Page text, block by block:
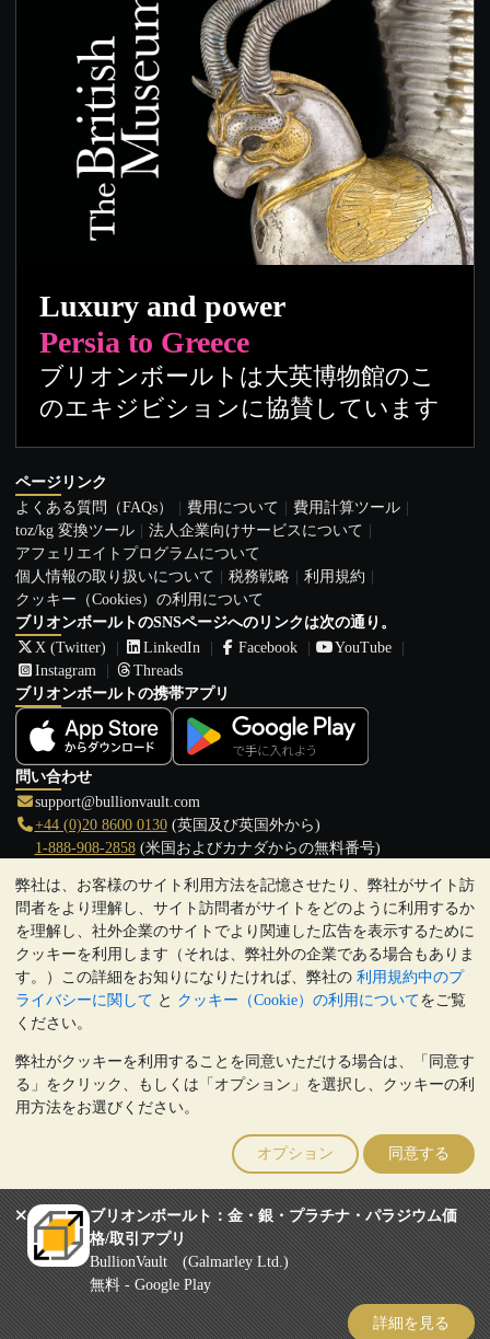
弊社は、お客様のサイト利用方法を記憶させたり、弊社がサイト訪
問者をより理解し、サイト訪問者がサイトをどのように利用するか
を理解し、社外企業のサイトでより関連した広告を表示するために
クッキーを利用します（それは、弊社外の企業である場合もありま
す。）この詳細をお知りになりたければ、弊社の 利用規約中のプ
ライバシーに関して と クッキー（Cookie）の利用についてをご覧
ください。
弊社がクッキーを利用することを同意いただける場合は、「同意す
る」をクリック、もしくは「オプション」を選択し、クッキーの利
用方法をお選びください。
オプション 同意する
ブリオンボールト：金・銀・プラチナ・パラジウム価
格/取引アプリ
BullionVault (Galmarley Ltd.)
無料 - Google Play
詳細を見る
Luxury and power
Persia to Greece
ブリオンボールトは大英博物館のこ
のエキジビションに協賛しています
ページリンク
よくある質問（FAQs）
費用について
費用計算ツール
toz/kg 変換ツール
法人企業向けサービスについて
アフェリエイトプログラムについて
個人情報の取り扱いについて
税務戦略
利用規約
クッキー（Cookies）の利用について
ブリオンボールトのSNSページへのリンクは次の通り。
X (Twitter)
LinkedIn Facebook
YouTube
Instagram
Threads
ブリオンボールトの携帯アプリ
問い合わせ
support@bullionvault.com
+44 (0)20 8600 0130(英国及び英国外から)
1-888-908-2858(米国およびカナダからの無料番号)
クリックして通話を開始
営業時間:
9:00～20:30 (英国), 月曜日から金曜日
17:00～2:30（日本時間）, 月曜日から金曜日
Galmarley Ltd T/A BullionVault
3 Shortlands (7th Floor)
London
W6 8DA
United Kingdom
貴金属の価値は下落することもあれば上昇することもありま
す。過去の傾向は、将来の価格の動きを保証するものではありませ
ん。BullionVaultのウェブサイト上、もしくはBullionVaultとのコミ
ュニケーション上のいかなる内容も、投資に関する助言ではありま
せん。顧客は、金及び銀地金を所有することが適切かどうかを判断
するために、専門家の助言を求めることをお勧めします。
Galmarley Ltd, trading as BullionVault, registered in England and Wales
4943684
BullionVault Ltd © 2026